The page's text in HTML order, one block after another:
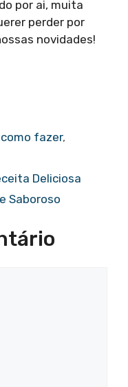
por ai, muita
perder por
novidades!
como fazer,
Deliciosa
Saboroso